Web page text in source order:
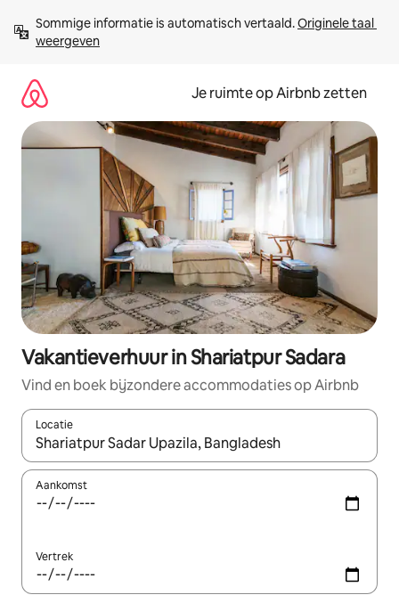
direct
naar
Sommige informatie is automatisch vertaald. Originele taal
weergeven
Je ruimte op Airbnb zetten
Vakantieverhuur in Shariatpur Sadara
Vind en boek bijzondere accommodaties op Airbnb
Locatie
Wanneer er suggesties beschikbaar zijn, maak je een keuze
Aankomst
Vertrek